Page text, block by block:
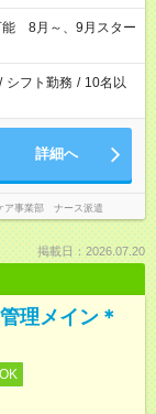
残業はしたくない」
します！ ※Wワ
勤務時間と、もう1つ
える場合は応募でき
8月～、9月スター
/ シフト勤務 / 10名以
詳細へ
ア事業部 ナース派遣
掲載日：2026.07.20
理メイン＊